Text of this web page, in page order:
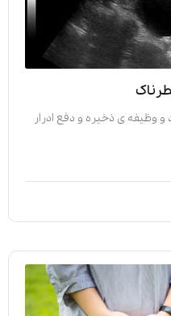
و وظیفه‌ ی ذخیره و دفع ادرار